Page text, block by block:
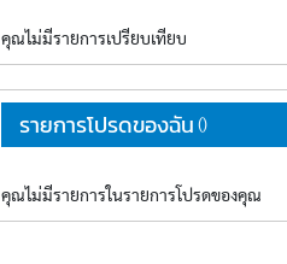
คุณไม่มีรายการเปรียบเทียบ
รายการโปรดของฉัน
คุณไม่มีรายการในรายการโปรดของคุณ